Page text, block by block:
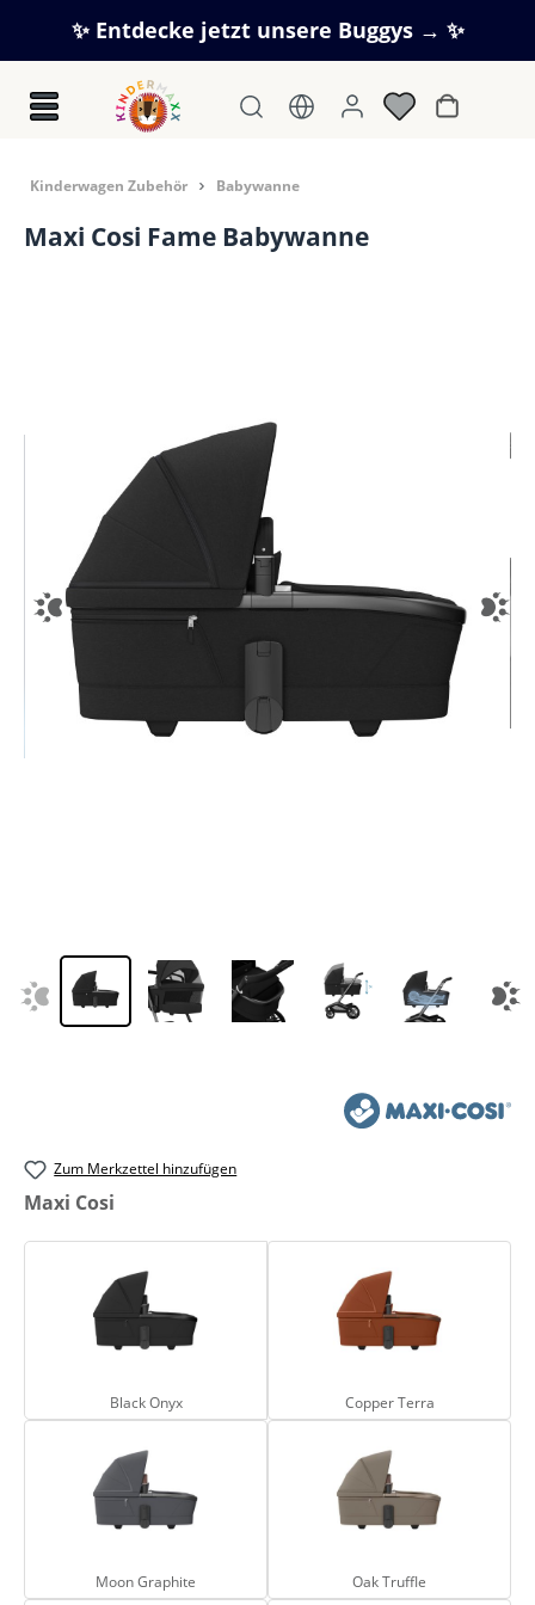
Zum Hauptinhalt springen
✨ Entdecke jetzt unsere Buggys → ✨
Kinderwagen Zubehör Babywanne
Maxi Cosi Fame Babywanne
Zum Merkzettel hinzufügen
auswählen
Maxi Cosi
Black Onyx
Black Onyx
Copper Terra
Copper Terra
Moon Graphite
Moon Graphite
Oak Truffle
Oak Truffle